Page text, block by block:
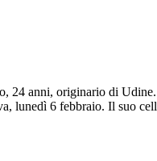
24 anni, originario di
lunedì 6 febbraio. Il suo